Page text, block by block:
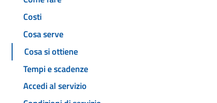
Costi
Cosa serve
Cosa si ottiene
Tempi e scadenze
Accedi al servizio